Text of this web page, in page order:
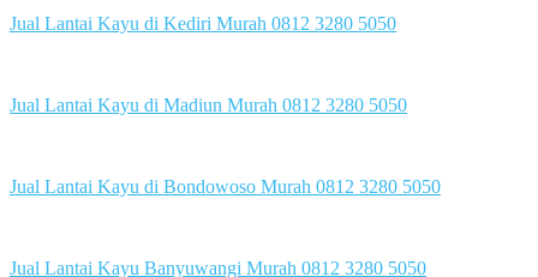
Jual Lantai Kayu di Kediri Murah 0812 3280 5050
Jual Lantai Kayu di Madiun Murah 0812 3280 5050
Jual Lantai Kayu di Bondowoso Murah 0812 3280 5050
Jual Lantai Kayu Banyuwangi Murah 0812 3280 5050